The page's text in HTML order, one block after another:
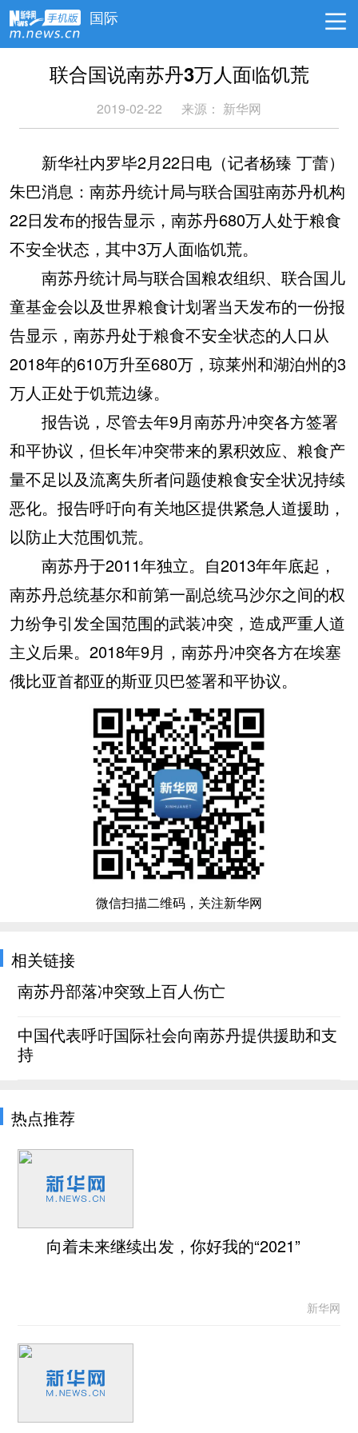
国际
联合国说南苏丹3万人面临饥荒
2019-02-22 来源： 新华网
新华社内罗毕2月22日电（记者杨臻 丁蕾）
朱巴消息：南苏丹统计局与联合国驻南苏丹机构
22日发布的报告显示，南苏丹680万人处于粮食
不安全状态，其中3万人面临饥荒。
南苏丹统计局与联合国粮农组织、联合国儿
童基金会以及世界粮食计划署当天发布的一份报
告显示，南苏丹处于粮食不安全状态的人口从
2018年的610万升至680万，琼莱州和湖泊州的3
万人正处于饥荒边缘。
报告说，尽管去年9月南苏丹冲突各方签署
和平协议，但长年冲突带来的累积效应、粮食产
量不足以及流离失所者问题使粮食安全状况持续
恶化。报告呼吁向有关地区提供紧急人道援助，
以防止大范围饥荒。
南苏丹于2011年独立。自2013年年底起，
南苏丹总统基尔和前第一副总统马沙尔之间的权
力纷争引发全国范围的武装冲突，造成严重人道
主义后果。2018年9月，南苏丹冲突各方在埃塞
俄比亚首都亚的斯亚贝巴签署和平协议。
微信扫描二维码，关注新华网
相关链接
南苏丹部落冲突致上百人伤亡
中国代表呼吁国际社会向南苏丹提供援助和支
持
热点推荐
向着未来继续出发，你好我的“2021”
新华网